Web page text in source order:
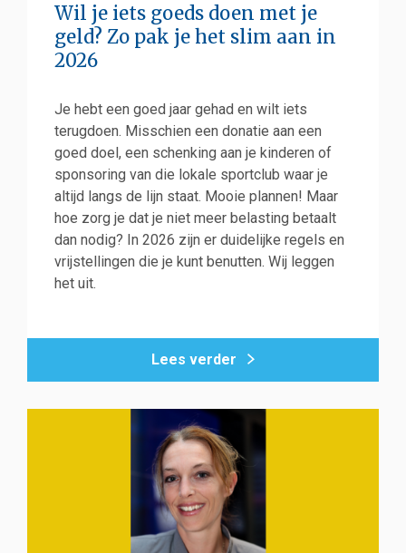
Wil je iets goeds doen met je
geld? Zo pak je het slim aan in
2026
Je hebt een goed jaar gehad en wilt iets
terugdoen. Misschien een donatie aan een
goed doel, een schenking aan je kinderen of
sponsoring van die lokale sportclub waar je
altijd langs de lijn staat. Mooie plannen! Maar
hoe zorg je dat je niet meer belasting betaalt
dan nodig? In 2026 zijn er duidelijke regels en
vrijstellingen die je kunt benutten. Wij leggen
het uit.
Lees verder